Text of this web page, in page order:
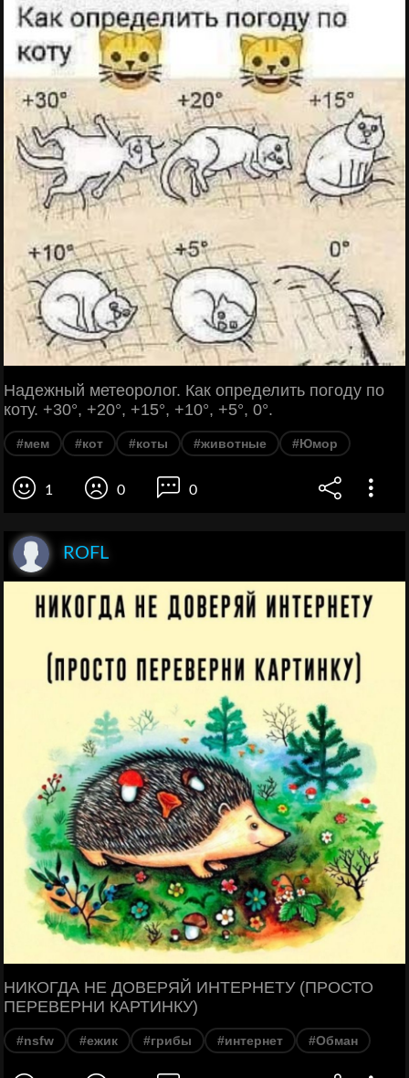
Надежный метеоролог. Как определить погоду по
коту. +30°, +20°, +15°, +10°, +5°, 0°.
#мем #кот #коты #животные #Юмор
1 0 0
ROFL
НИКОГДА НЕ ДОВЕРЯЙ ИНТЕРНЕТУ (ПРОСТО
ПЕРЕВЕРНИ КАРТИНКУ)
#nsfw #ежик #грибы #интернет #Обман